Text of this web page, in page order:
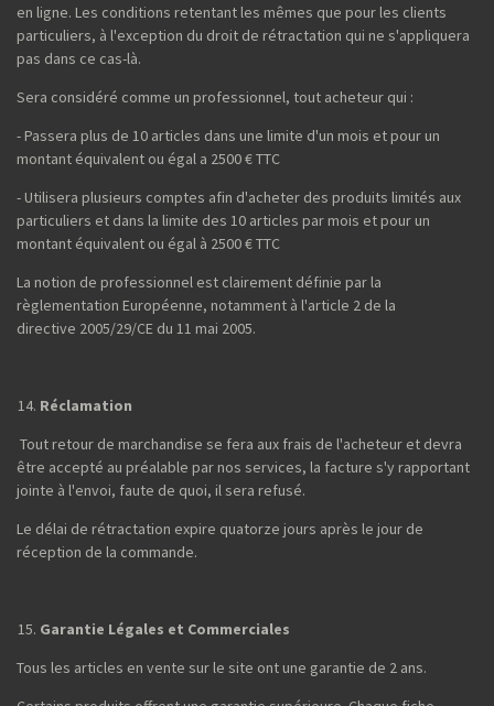
en ligne. Les conditions retentant les mêmes que pour les clients
particuliers, à l'exception du droit de rétractation qui ne s'appliquera
pas dans ce cas-là.
Sera considéré comme un professionnel, tout acheteur qui :
- Passera plus de 10 articles dans une limite d'un mois et pour un
montant équivalent ou égal a 2500 € TTC
- Utilisera plusieurs comptes afin d'acheter des produits limités aux
particuliers et dans la limite des 10 articles par mois et pour un
montant équivalent ou égal à 2500 € TTC
La notion de professionnel est clairement définie par la
règlementation Européenne, notamment à l'article 2 de la
directive 2005/29/CE du 11 mai 2005.
Réclamation
Tout retour de marchandise se fera aux frais de l'acheteur et devra
être accepté au préalable par nos services, la facture s'y rapportant
jointe à l'envoi, faute de quoi, il sera refusé.
Le délai de rétractation expire quatorze jours après le jour de
réception de la commande.
Garantie Légales et Commerciales
Tous les articles en vente sur le site ont une garantie de 2 ans.